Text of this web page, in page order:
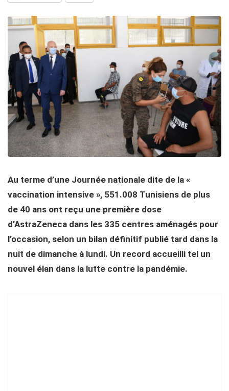
Au terme d’une Journée nationale dite de la «
vaccination intensive », 551.008 Tunisiens de plus
de 40 ans ont reçu une première dose
d’AstraZeneca dans les 335 centres aménagés pour
l’occasion, selon un bilan définitif publié tard dans la
nuit de dimanche à lundi. Un record accueilli tel un
nouvel élan dans la lutte contre la pandémie.